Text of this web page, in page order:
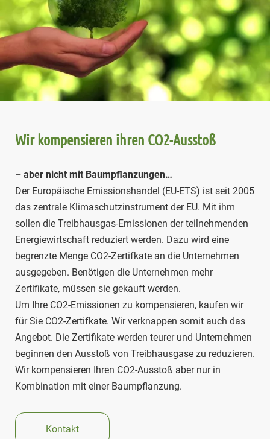
Wir kompensieren ihren CO2-Ausstoß
– aber nicht mit Baumpflanzungen…
Der Europäische Emissionshandel (EU-ETS) ist seit 2005
das zentrale Klimaschutzinstrument der EU. Mit ihm
sollen die Treibhausgas-Emissionen der teilnehmenden
Energiewirtschaft reduziert werden. Dazu wird eine
begrenzte Menge CO2-Zertifkate an die Unternehmen
ausgegeben. Benötigen die Unternehmen mehr
Zertifikate, müssen sie gekauft werden.
Um Ihre CO2-Emissionen zu kompensieren, kaufen wir
für Sie CO2-Zertifkate. Wir verknappen somit auch das
Angebot. Die Zertifikate werden teurer und Unternehmen
beginnen den Ausstoß von Treibhausgase zu reduzieren.
Wir kompensieren Ihren CO2-Ausstoß aber nur in
Kombination mit einer Baumpflanzung.
Kontakt